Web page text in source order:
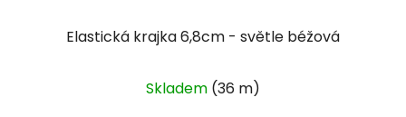
Elastická krajka 6,8cm - světle béžová
Skladem (36 m)